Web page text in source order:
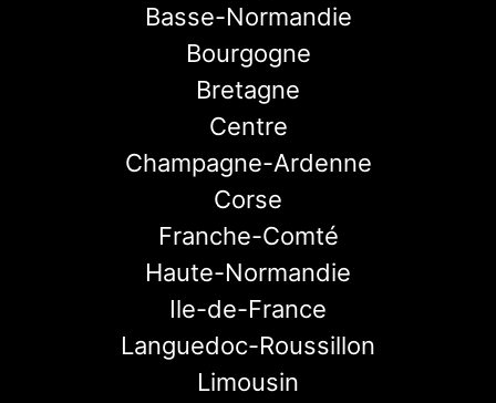
Basse-Normandie
Bourgogne
Bretagne
Centre
Champagne-Ardenne
Corse
Franche-Comté
Haute-Normandie
Ile-de-France
Languedoc-Roussillon
Limousin